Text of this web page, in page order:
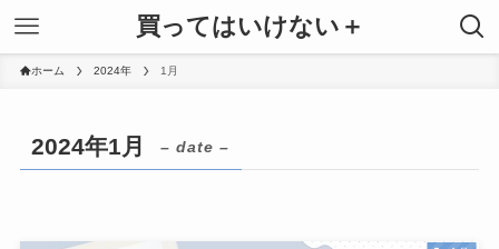
買ってはいけない＋
ホーム 2024年 1月
2024年1月 – date –